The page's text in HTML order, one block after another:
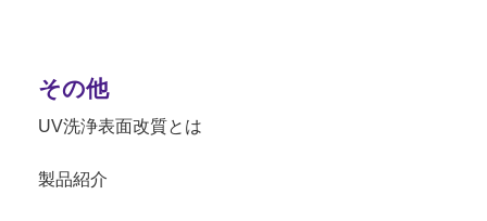
その他
UV洗浄表面改質とは
製品紹介